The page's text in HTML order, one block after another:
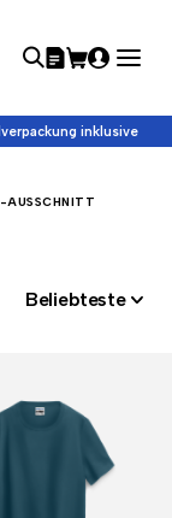
inklusive
AUSSCHNITT
Beliebteste